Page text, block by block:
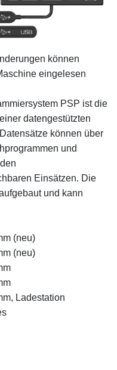
können
eingelesen
PSP ist die
datengestützten
können über
und
Einsätzen. Die
und kann
(neu)
(neu)
Ladestation